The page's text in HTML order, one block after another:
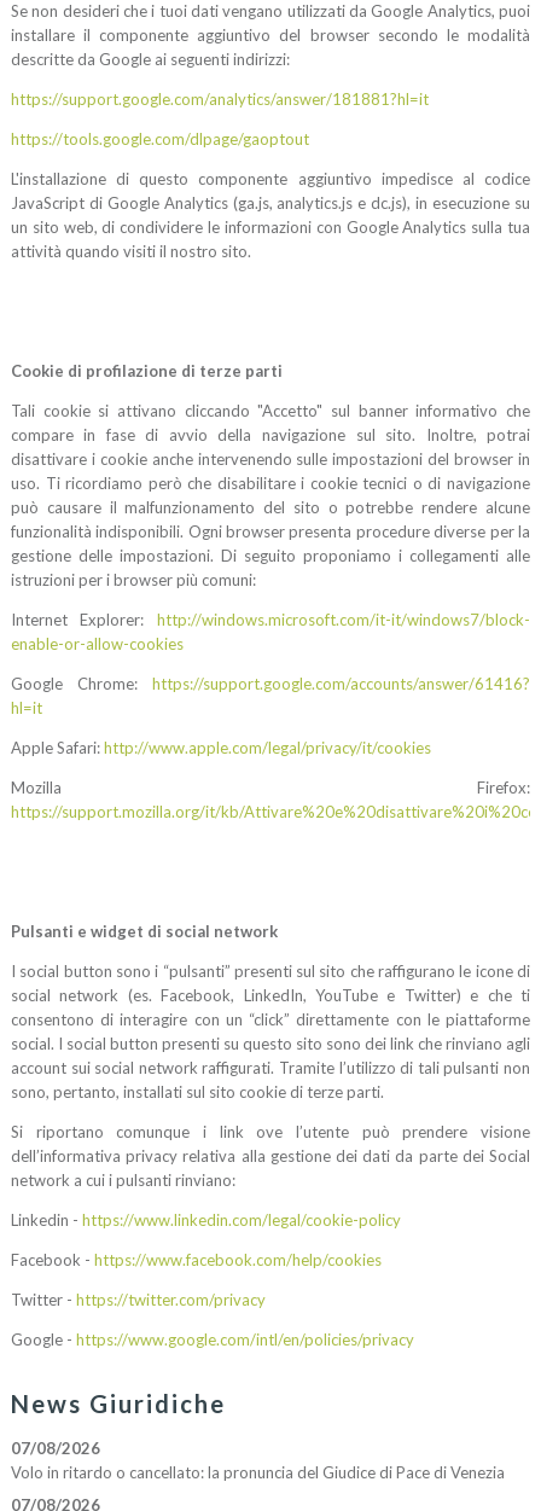
Se non desideri che i tuoi dati vengano utilizzati da Google Analytics, puoi
installare il componente aggiuntivo del browser secondo le modalità
descritte da Google ai seguenti indirizzi:
https://support.google.com/analytics/answer/181881?hl=it
https://tools.google.com/dlpage/gaoptout
L'installazione di questo componente aggiuntivo impedisce al codice
JavaScript di Google Analytics (ga.js, analytics.js e dc.js), in esecuzione su
un sito web, di condividere le informazioni con Google Analytics sulla tua
attività quando visiti il nostro sito.
Cookie di profilazione di terze parti
Tali cookie si attivano cliccando "Accetto" sul banner informativo che
compare in fase di avvio della navigazione sul sito. Inoltre, potrai
disattivare i cookie anche intervenendo sulle impostazioni del browser in
uso. Ti ricordiamo però che disabilitare i cookie tecnici o di navigazione
può causare il malfunzionamento del sito o potrebbe rendere alcune
funzionalità indisponibili. Ogni browser presenta procedure diverse per la
gestione delle impostazioni. Di seguito proponiamo i collegamenti alle
istruzioni per i browser più comuni:
Internet Explorer:http://windows.microsoft.com/it-it/windows7/block-
enable-or-allow-cookies
Google Chrome:https://support.google.com/accounts/answer/61416?
hl=it
Apple Safari:http://www.apple.com/legal/privacy/it/cookies
Mozilla Firefox:
https://support.mozilla.org/it/kb/
Pulsanti e widget di social network
I social button sono i “pulsanti” presenti sul sito che raffigurano le icone di
social network (es. Facebook, LinkedIn, YouTube e Twitter) e che ti
consentono di interagire con un “click” direttamente con le piattaforme
social. I social button presenti su questo sito sono dei link che rinviano agli
account sui social network raffigurati. Tramite l’utilizzo di tali pulsanti non
sono, pertanto, installati sul sito cookie di terze parti.
Si riportano comunque i link ove l’utente può prendere visione
dell’informativa privacy relativa alla gestione dei dati da parte dei Social
network a cui i pulsanti rinviano:
Linkedin - https://www.linkedin.com/legal/cookie-policy
Facebook - https://www.facebook.com/help/cookies
Twitter - https://twitter.com/privacy
Google - https://www.google.com/intl/en/policies/privacy
News Giuridiche
07/08/2026
Volo in ritardo o cancellato: la pronuncia del Giudice di Pace di Venezia
07/08/2026